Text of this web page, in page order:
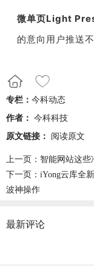
微单页Light
的意向用户推送
专栏： 今科动态
作者： 今科科技
原文链接：
阅读原文
上一页： 智能网站这些
下一页： iYong云库全
波神操作
最新评论